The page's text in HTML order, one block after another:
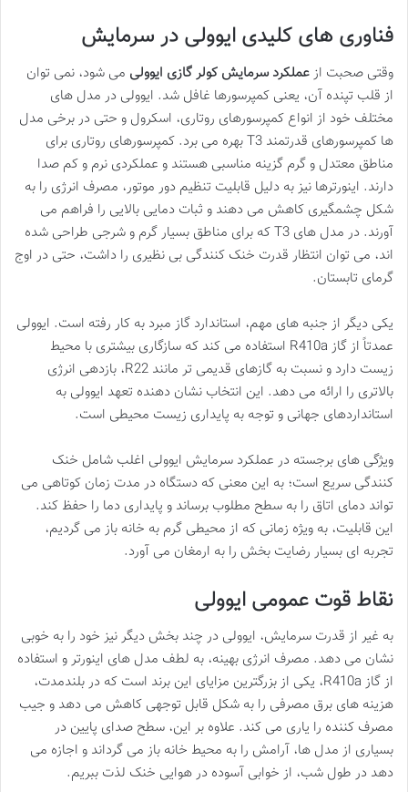
فناوری های کلیدی ایوولی در سرمایش
وقتی صحبت ازعملکرد سرمایش کولر گازی ایوولی می شود، نمی توان
از قلب تپنده آن، یعنی کمپرسورها غافل شد. ایوولی در مدل های
مختلف خود از انواع کمپرسورهای روتاری، اسکرول و حتی در برخی مدل
ها کمپرسورهای قدرتمند T3 بهره می برد. کمپرسورهای روتاری برای
مناطق معتدل و گرم گزینه مناسبی هستند و عملکردی نرم و کم صدا
دارند. اینورترها نیز به دلیل قابلیت تنظیم دور موتور، مصرف انرژی را به
شکل چشمگیری کاهش می دهند و ثبات دمایی بالایی را فراهم می
آورند. در مدل های T3 که برای مناطق بسیار گرم و شرجی طراحی شده
اند، می توان انتظار قدرت خنک کنندگی بی نظیری را داشت، حتی در اوج
گرمای تابستان.
یکی دیگر از جنبه های مهم، استاندارد گاز مبرد به کار رفته است. ایوولی
عمدتاً از گاز R410a استفاده می کند که سازگاری بیشتری با محیط
زیست دارد و نسبت به گازهای قدیمی تر مانند R22، بازدهی انرژی
بالاتری را ارائه می دهد. این انتخاب نشان دهنده تعهد ایوولی به
استانداردهای جهانی و توجه به پایداری زیست محیطی است.
ویژگی های برجسته در عملکرد سرمایش ایوولی اغلب شامل خنک
کنندگی سریع است؛ به این معنی که دستگاه در مدت زمان کوتاهی می
تواند دمای اتاق را به سطح مطلوب برساند و پایداری دما را حفظ کند.
این قابلیت، به ویژه زمانی که از محیطی گرم به خانه باز می گردیم،
تجربه ای بسیار رضایت بخش را به ارمغان می آورد.
نقاط قوت عمومی ایوولی
به غیر از قدرت سرمایش، ایوولی در چند بخش دیگر نیز خود را به خوبی
نشان می دهد. مصرف انرژی بهینه، به لطف مدل های اینورتر و استفاده
از گاز R410a، یکی از بزرگترین مزایای این برند است که در بلندمدت،
هزینه های برق مصرفی را به شکل قابل توجهی کاهش می دهد و جیب
مصرف کننده را یاری می کند. علاوه بر این، سطح صدای پایین در
بسیاری از مدل ها، آرامش را به محیط خانه باز می گرداند و اجازه می
دهد در طول شب، از خوابی آسوده در هوایی خنک لذت ببریم.